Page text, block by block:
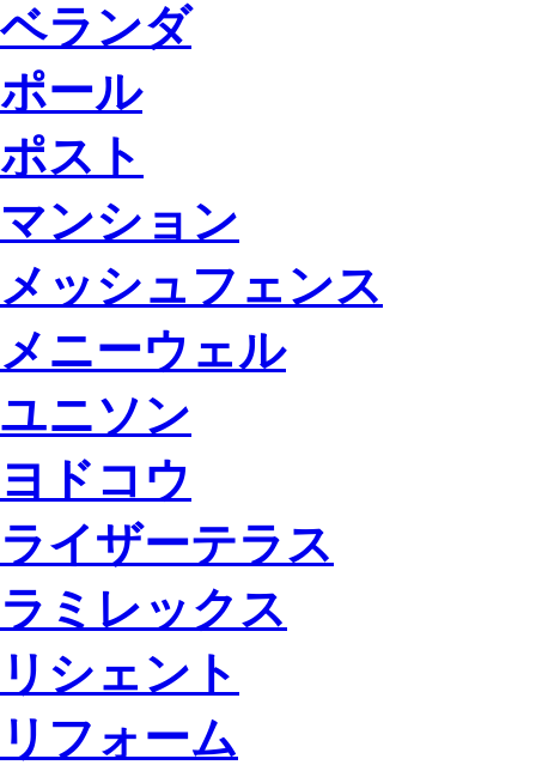
ベランダ
ポール
ポスト
マンション
メッシュフェンス
メニーウェル
ユニソン
ヨドコウ
ライザーテラス
ラミレックス
リシェント
リフォーム